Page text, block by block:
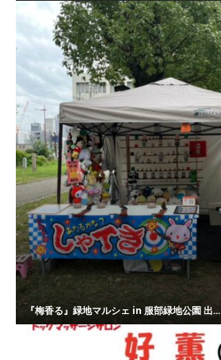
『梅香る』緑地マルシェ in 服部緑地公園 出...